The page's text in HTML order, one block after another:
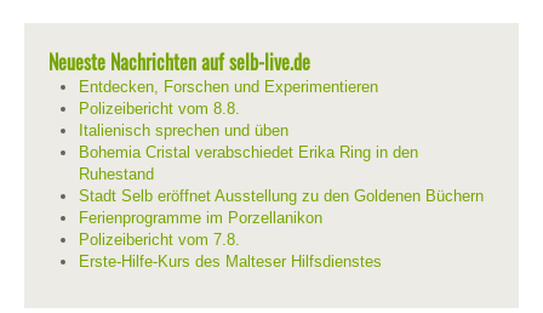
Neueste Nachrichten auf selb-live.de
Entdecken, Forschen und Experimentieren
Polizeibericht vom 8.8.
Italienisch sprechen und üben
Bohemia Cristal verabschiedet Erika Ring in den
Ruhestand
Stadt Selb eröffnet Ausstellung zu den Goldenen Büchern
Ferienprogramme im Porzellanikon
Polizeibericht vom 7.8.
Erste-Hilfe-Kurs des Malteser Hilfsdienstes